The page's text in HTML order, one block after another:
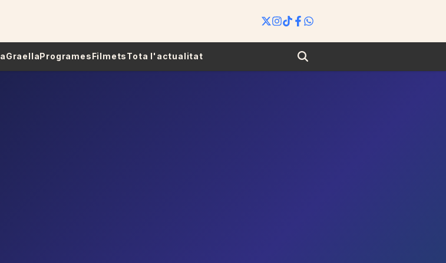
GraellaProgramesFilmetsTota l'actualitat Search